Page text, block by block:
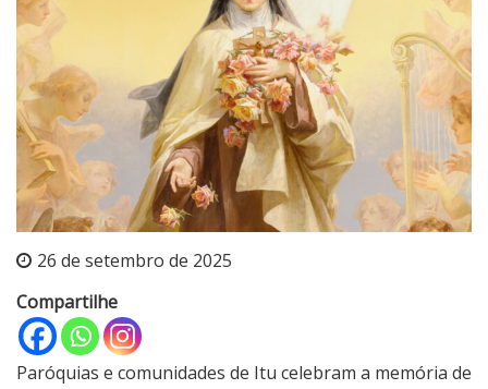
26 de setembro de 2025
Compartilhe
Paróquias e comunidades de Itu celebram a memória de